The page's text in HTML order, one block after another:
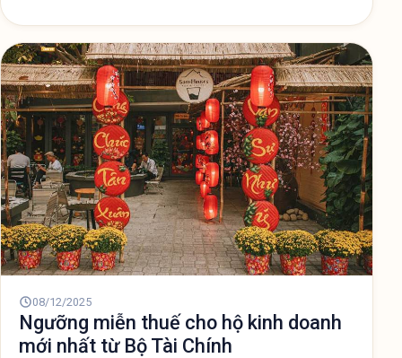
08/12/2025
Ngưỡng miễn thuế cho hộ kinh doanh
mới nhất từ Bộ Tài Chính